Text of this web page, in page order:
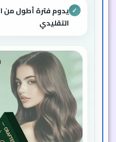
✓ يدوم فترة أطول من
التقليدي